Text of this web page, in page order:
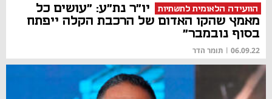
הוועידה הלאומית לתשתיות
יו"ר נת"ע: "עושים כל
מאמץ שהקו האדום של הרכבת הקלה ייפתח
בסוף נובמבר"
06.09.22
| תומר הדר